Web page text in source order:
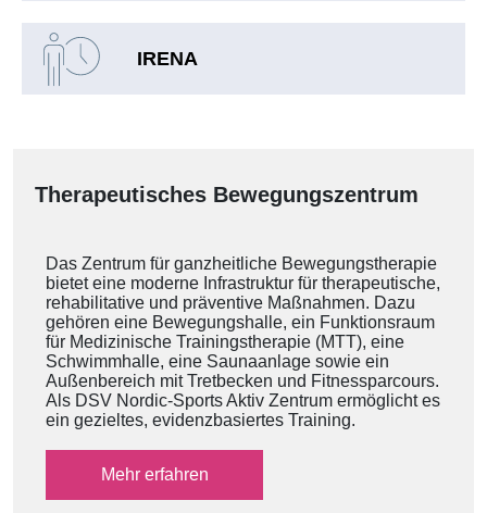
IRENA
Therapeutisches Bewegungszentrum
Das Zentrum für ganzheitliche Bewegungstherapie
bietet eine moderne Infrastruktur für therapeutische,
rehabilitative und präventive Maßnahmen. Dazu
gehören eine Bewegungshalle, ein Funktionsraum
für Medizinische Trainingstherapie (MTT), eine
Schwimmhalle, eine Saunaanlage sowie ein
Außenbereich mit Tretbecken und Fitnessparcours.
Als DSV Nordic-Sports Aktiv Zentrum ermöglicht es
ein gezieltes, evidenzbasiertes Training.
Mehr erfahren